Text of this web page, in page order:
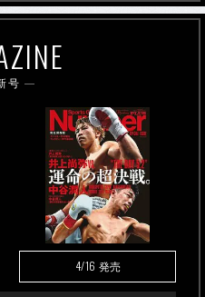
号
4/16 発売